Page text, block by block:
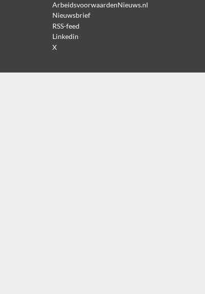
ArbeidsvoorwaardenNieuws.nl
Nieuwsbrief
RSS-feed
Linkedin
X